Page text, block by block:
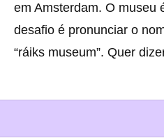
em Amsterdam. O museu
desafio é pronunciar o
“ráiks museum”. Quer